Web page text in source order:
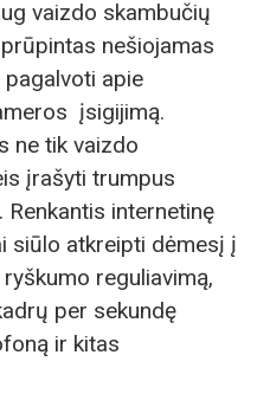
vaizdo skambučių
nešiojamas
apie
įsigijimą.
ne tik vaizdo
įrašyti trumpus
internetinę
siūlo atkreipti dėmesį į
reguliavimą,
per sekundę
ir kitas